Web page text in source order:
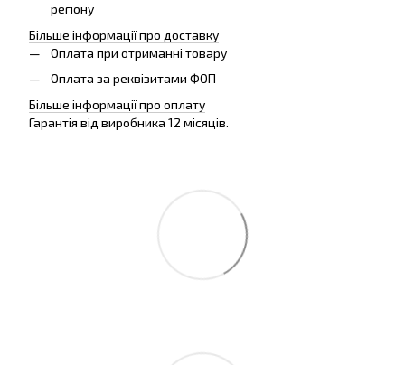
регіону
Більше інформації про доставку
Оплата при отриманні товару
Оплата за реквізитами ФОП
Більше інформації про оплату
Гарантія від виробника 12 місяців.